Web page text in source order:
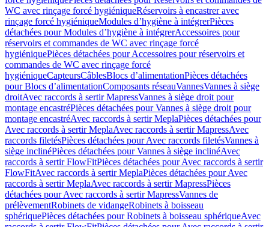
WC avec rinçage forcé hygiéniqueRéservoirs à encastrer avec
rinçage forcé hygiéniqueModules d’hygiène à intégrerPièces
détachées pour Modules d’hygiène à intégrerAccessoires pour
réservoirs et commandes de WC avec rinçage forcé
hygiéniquePièces détachées pour Accessoires pour réservoirs et
commandes de WC avec rinçage forcé
hygiéniqueCapteursCâblesBlocs d’alimentationPièces détachées
pour Blocs d’alimentationComposants réseauVannesVannes à siège
droitAvec raccords à sertir MapressVannes à siège droit pour
montage encastréPièces détachées pour Vannes à siège droit pour
montage encastréAvec raccords à sertir MeplaPièces détachées pour
Avec raccords à sertir MeplaAvec raccords à sertir MapressAvec
raccords filetésPièces détachées pour Avec raccords filetésVannes à
siège inclinéPièces détachées pour Vannes à siège inclinéAvec
raccords à sertir FlowFitPièces détachées pour Avec raccords à sertir
FlowFitAvec raccords à sertir MeplaPièces détachées pour Avec
raccords à sertir MeplaAvec raccords à sertir MapressPièces
détachées pour Avec raccords à sertir MapressVannes de
prélèvementRobinets de vidangeRobinets à boisseau
sphériquePièces détachées pour Robinets à boisseau sphériqueAvec